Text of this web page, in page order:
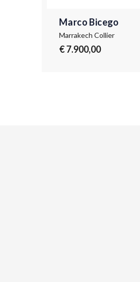
Marco Bicego
Marrakech Collier
€ 7.900,00